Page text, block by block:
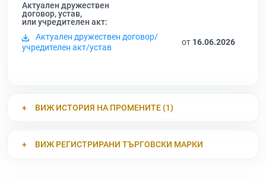
Актуален дружествен
договор, устав,
или учредителен акт:
Актуален дружествен договор/
учредителен акт/устав
от 16.06.2026
ВИЖ ИСТОРИЯ НА ПРОМЕНИТЕ (1)
ВИЖ РЕГИСТРИРАНИ ТЪРГОВСКИ МАРКИ